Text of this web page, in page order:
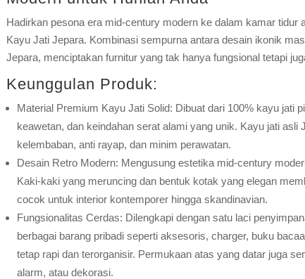
Hadirkan pesona era mid-century modern ke dalam kamar tidur
Kayu Jati Jepara. Kombinasi sempurna antara desain ikonik
Jepara, menciptakan furnitur yang tak hanya fungsional tetapi
Keunggulan Produk:
Material Premium Kayu Jati Solid: Dibuat dari 100% kayu jati
keawetan, dan keindahan serat alami yang unik. Kayu jati asli
kelembaban, anti rayap, dan minim perawatan.
Desain Retro Modern: Mengusung estetika mid-century
Kaki-kaki yang meruncing dan bentuk kotak yang elegan
cocok untuk interior kontemporer hingga skandinavian.
Fungsionalitas Cerdas: Dilengkapi dengan satu laci
berbagai barang pribadi seperti aksesoris, charger, buku
tetap rapi dan terorganisir. Permukaan atas yang datar juga
alarm, atau dekorasi.